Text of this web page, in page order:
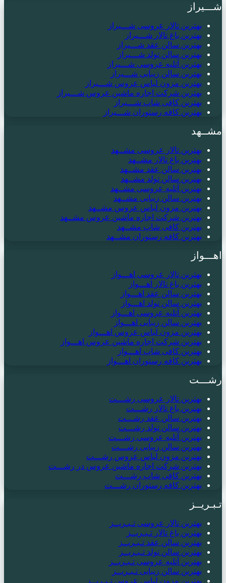
شـــیراز
بهترین تالار عروسی شـــیراز
بهترین باغ تالار شـــیراز
بهترین سالن عقد شـــیراز
بهترین سالن تولد شـــیراز
بهترین آتلیه عروسی شـــیراز
بهترین سالن زیبایی شـــیراز
بهترین مزون لباس عروس شـــیراز
بهترین شرکت اجاره ماشین عروس شـــیراز
بهترین کافی شاپ شـــیراز
بهترین کافه رستوران شـــیراز
مشــهد
بهترین تالار عروسی مشــهد
بهترین باغ تالار مشــهد
بهترین سالن عقد مشــهد
بهترین سالن تولد مشــهد
بهترین آتلیه عروسی مشــهد
بهترین سالن زیبایی مشــهد
بهترین مزون لباس عروس مشــهد
بهترین شرکت اجاره ماشین عروس مشــهد
بهترین کافی شاپ مشــهد
بهترین کافه رستوران مشــهد
اهـــواز
بهترین تالار عروسی اهـــواز
بهترین باغ تالار اهـــواز
بهترین سالن عقد اهـــواز
بهترین سالن تولد اهـــواز
بهترین آتلیه عروسی اهـــواز
بهترین سالن زیبایی اهـــواز
بهترین مزون لباس عروس اهـــواز
بهترین شرکت اجاره ماشین عروس اهـــواز
بهترین کافی شاپ اهـــواز
بهترین کافه رستوران اهـــواز
رشـــت
بهترین تالار عروسی رشـــت
بهترین باغ تالار رشـــت
بهترین سالن عقد رشـــت
بهترین سالن تولد رشـــت
بهترین آتلیه عروسی رشـــت
بهترین سالن زیبایی رشـــت
بهترین مزون لباس عروس رشـــت
بهترین شرکت اجاره ماشین عروس در رشـــت
بهترین کافی شاپ رشـــت
بهترین کافه رستوران رشـــت
تـبـریــز
بهترین تالار عروسی تـبـریــز
بهترین باغ تالار تـبـریــز
بهترین سالن عقد تـبـریــز
بهترین سالن تولد تـبـریــز
بهترین آتلیه عروسی تـبـریــز
بهترین سالن زیبایی تـبـریــز
بهترین مزون لباس عروس تـبـریــز